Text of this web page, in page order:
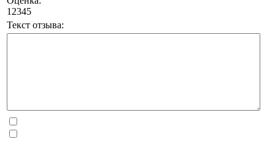
1 2345
Текст отзыва: